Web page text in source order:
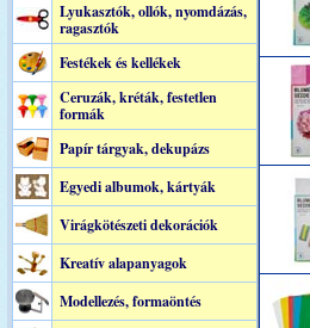
Lyukasztók, ollók, nyomdázás,
ragasztók
Festékek és kellékek
Ceruzák, kréták, festetlen
formák
Papír tárgyak, dekupázs
Egyedi albumok, kártyák
Virágkötészeti dekorációk
Kreatív alapanyagok
Modellezés, formaöntés